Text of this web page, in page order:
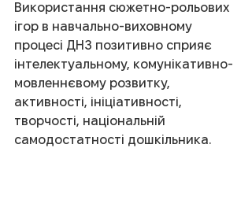
Використання сюжетно-рольових
ігор в навчально-виховному
процесі ДНЗ позитивно сприяє
інтелектуальному, комунікативно-
мовленнєвому розвитку,
активності, ініціативності,
творчості, національній
самодостатності дошкільника.